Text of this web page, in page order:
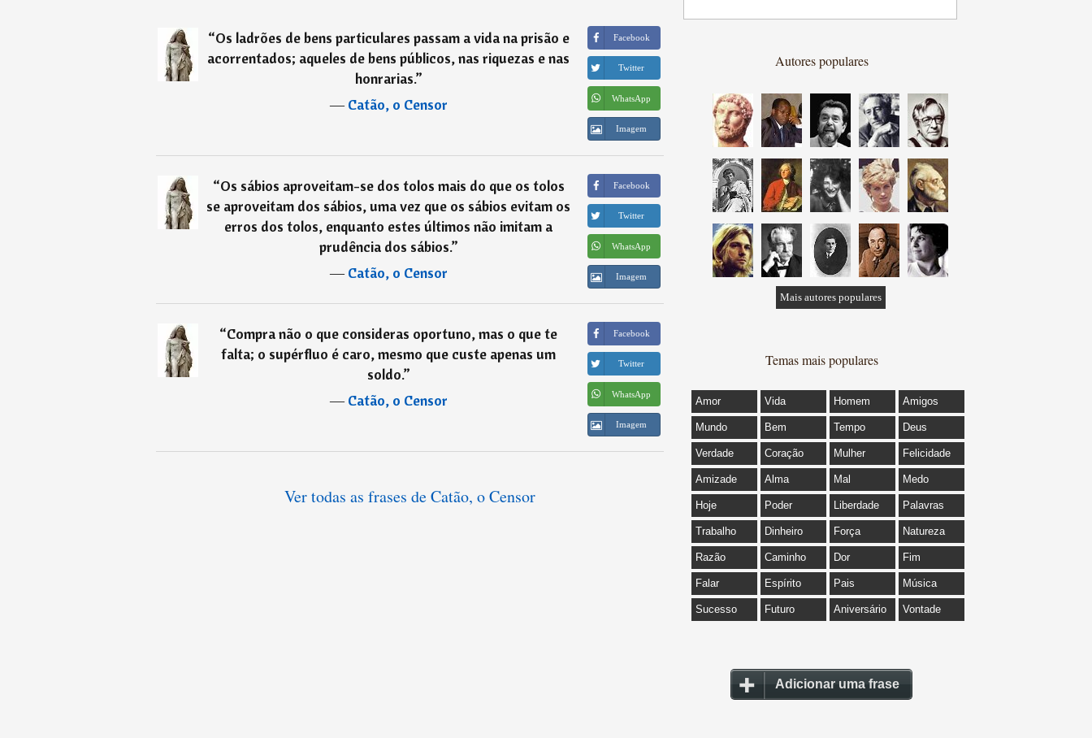
“Os ladrões de bens particulares passam a vida na prisão e
acorrentados; aqueles de bens públicos, nas riquezas e nas
honrarias.”
―Catão, o Censor
Facebook
Twitter
WhatsApp
Imagem
“Os sábios aproveitam-se dos tolos mais do que os tolos
se aproveitam dos sábios, uma vez que os sábios evitam os
erros dos tolos, enquanto estes últimos não imitam a
prudência dos sábios.”
―Catão, o Censor
Facebook
Twitter
WhatsApp
Imagem
“Compra não o que consideras oportuno, mas o que te
falta; o supérfluo é caro, mesmo que custe apenas um
soldo.”
―Catão, o Censor
Facebook
Twitter
WhatsApp
Imagem
Ver todas as frases de Catão, o Censor
Autores populares
Mais autores populares
Temas mais populares
Amor Vida Homem Amigos
Mundo Bem Tempo Deus
Verdade Coração Mulher Felicidade
Amizade Alma Mal Medo
Hoje Poder Liberdade Palavras
Trabalho Dinheiro Força Natureza
Razão Caminho Dor Fim
Falar Espírito Pais Música
Sucesso Futuro Aniversário Vontade
Adicionar uma frase